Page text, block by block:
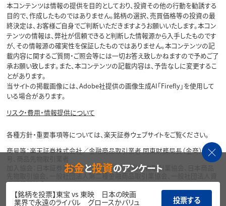
本コンテンツは情報の提供を目的としており、投資その他の行動を勧誘する
目的で、作成したものではありません。銘柄の選択、売買価格等の投資の最
終決定は、お客様ご自身でご判断いただきますようお願いいたします。本コン
テンツの情報は、弊社が信頼できると判断した情報源から入手したものです
が、その情報源の確実性を保証したものではありません。本コンテンツの記
載内容に関するご質問・ご照会等には一切お答え致しかねますので予めご了
承お願い致します。また、本コンテンツの記載内容は、予告なしに変更するこ
とがあります。
当サイトの掲載画像には、Adobe社提供の画像生成AI「Firefly」を使用して
いる場合があります。
リスク・費用・情報提供について
各種方針・重要事項等については、楽天証券ウェブサイトをご覧ください。
商号等：楽天証券株式会社／金融商品取引業者 関東財務局長（金商）第195
加入協会：日本証券業協会、一般社団法人金融先物取引業協会、日本商品
先物取引協会、一般社団法人第二種金融商品取引業協会、一般社団法人資
産運用業協会
Copyright©
お金と投資のアンケート
【銘柄を投票】東宝 vs 東映 日本の映画
業界で永遠のライバル グロースかバリュ
投票する